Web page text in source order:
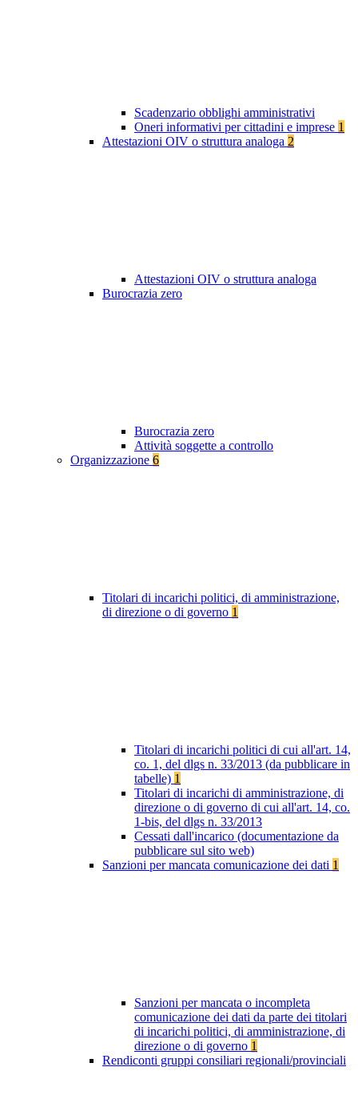
Scadenzario obblighi amministrativi
Oneri informativi per cittadini e imprese 1
Attestazioni OIV o struttura analoga 2
Attestazioni OIV o struttura analoga
Burocrazia zero
Burocrazia zero
Attività soggette a controllo
Organizzazione 6
Titolari di incarichi politici, di amministrazione,
di direzione o di governo 1
Titolari di incarichi politici di cui all'art. 14,
co. 1, del dlgs n. 33/2013 (da pubblicare in
tabelle) 1
Titolari di incarichi di amministrazione, di
direzione o di governo di cui all'art. 14, co.
1-bis, del dlgs n. 33/2013
Cessati dall'incarico (documentazione da
pubblicare sul sito web)
Sanzioni per mancata comunicazione dei dati 1
Sanzioni per mancata o incompleta
comunicazione dei dati da parte dei titolari
di incarichi politici, di amministrazione, di
direzione o di governo 1
Rendiconti gruppi consiliari regionali/provinciali